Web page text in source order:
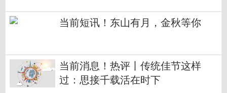
当前短讯！东山有月，金秋等你
当前消息！热评丨传统佳节这样
过：思接千载活在时下